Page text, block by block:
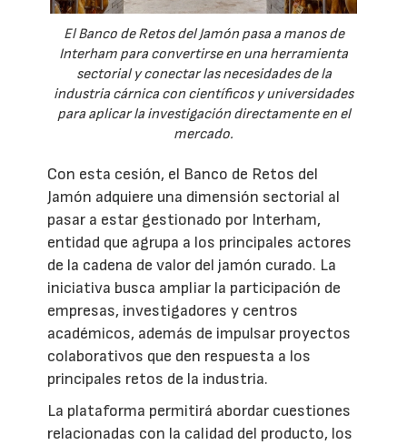
El Banco de Retos del Jamón pasa a manos de
Interham para convertirse en una herramienta
sectorial y conectar las necesidades de la
industria cárnica con científicos y universidades
para aplicar la investigación directamente en el
mercado.
Con esta cesión, el Banco de Retos del
Jamón adquiere una dimensión sectorial al
pasar a estar gestionado por Interham,
entidad que agrupa a los principales actores
de la cadena de valor del jamón curado. La
iniciativa busca ampliar la participación de
empresas, investigadores y centros
académicos, además de impulsar proyectos
colaborativos que den respuesta a los
principales retos de la industria.
La plataforma permitirá abordar cuestiones
relacionadas con la calidad del producto, los